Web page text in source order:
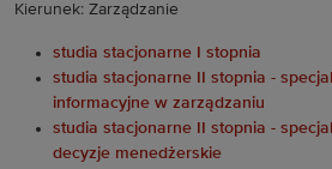
Kierunek: Zarządzanie
studia stacjonarne I stopnia
studia stacjonarne II stopnia -
informacyjne w zarządzaniu
studia stacjonarne II stopnia -
decyzje menedżerskie